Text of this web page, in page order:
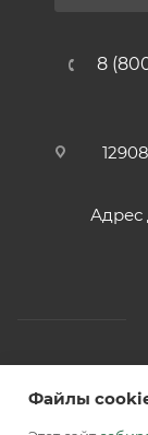
8
Адрес
2026 ©
Файлы